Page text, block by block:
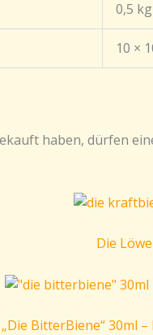
0,5 kg
10 ×
haben, dürfen
Die
„Die BitterBiene“ 30ml